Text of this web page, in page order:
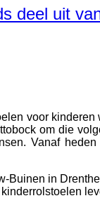
deel uit
voor
om die
Vanaf
in